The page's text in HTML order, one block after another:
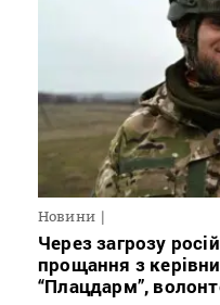
Новини
Через загрозу
прощання з
“Плацдарм”,